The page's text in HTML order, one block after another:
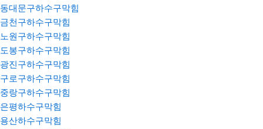
동대문구하수구막힘
금천구하수구막힘
노원구하수구막힘
도봉구하수구막힘
광진구하수구막힘
구로구하수구막힘
중랑구하수구막힘
은평하수구막힘
용산하수구막힘